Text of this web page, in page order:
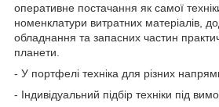
оперативне постачання як самої
номенклатури витратних матеріалів,
обладнання та запасних частин
планети.
- У портфелі техніка для різних
- Індивідуальний підбір техніки під